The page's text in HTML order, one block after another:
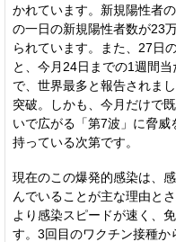
かれています。新規陽性者
の一日の新規陽性者数が23
られています。また、27日
と、今月24日までの1週間
で、世界最多と報告されま
突破。しかも、今月だけで
いで広がる「第7波」に脅
持っている次第です。
現在のこの爆発的感染は、
んでいることが主な理由と
より感染スピードが速く、
す。3回目のワクチン接種